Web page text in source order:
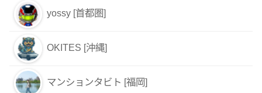
yossy [首都圏]
OKITES [沖縄]
マンションタビト [福岡]